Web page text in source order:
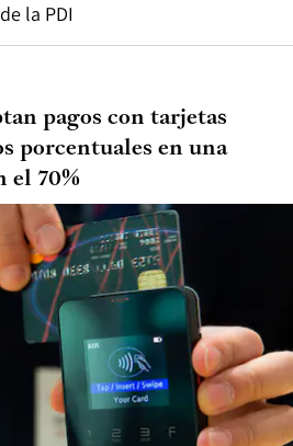
la PDI
pagos con tarjetas
porcentuales en una
el 70%